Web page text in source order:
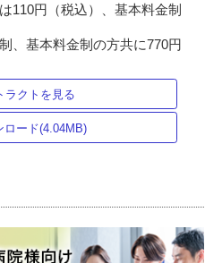
110円（税込）、基本料金制
、基本料金制の方共に770円
ラクトを見る
ロード(4.04MB)